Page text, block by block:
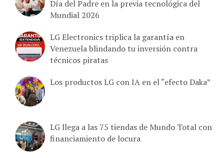
Mundial 2026
LG Electronics triplica la garantía en
Venezuela blindando tu inversión contra
técnicos piratas
Los productos LG con IA en el “efecto Daka”
LG llega a las 75 tiendas de Mundo Total con
financiamiento de locura